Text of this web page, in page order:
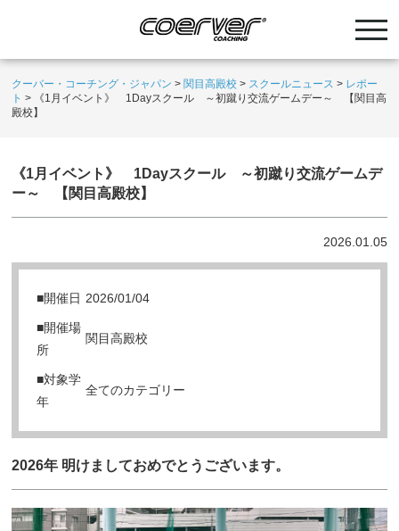
クーバー・コーチング・ジャパン > 関目高殿校 > スクールニュース > レポー
ト >
《1月イベント》 1Dayスクール ～初蹴り交流ゲームデー～ 【関目高
殿校】
《1月イベント》 1Dayスクール ～初蹴り交流ゲームデ
ー～ 【関目高殿校】
2026.01.05
■開催日 2026/01/04
■開催場
所
関目高殿校
■対象学
年
全てのカテゴリー
2026年 明けましておめでとうございます。